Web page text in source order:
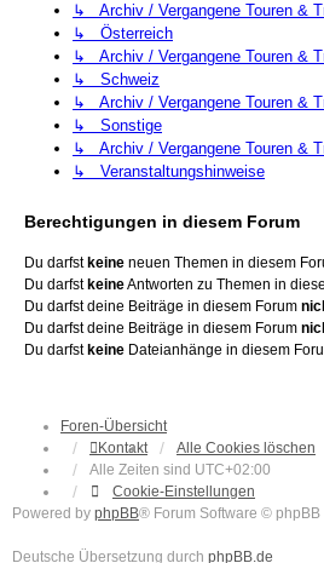
↳ Archiv / Vergangene Touren &
↳ Österreich
↳ Archiv / Vergangene Touren &
↳ Schweiz
↳ Archiv / Vergangene Touren &
↳ Sonstige
↳ Archiv / Vergangene Touren &
↳ Veranstaltungshinweise
Berechtigungen in diesem Forum
Du darfst keine neuen Themen in diesem
Du darfst keineAntworten zu Themen in
Du darfst deine Beiträge in diesem Forum
Du darfst deine Beiträge in diesem Forum
Du darfst keine Dateianhänge in diesem
Foren-Übersicht
Kontakt
Alle Cookies löschen
Alle Zeiten sind UTC+02:00
Cookie-Einstellungen
Powered by phpBB® Forum Software © phpBB
Deutsche Übersetzung durch phpBB.de